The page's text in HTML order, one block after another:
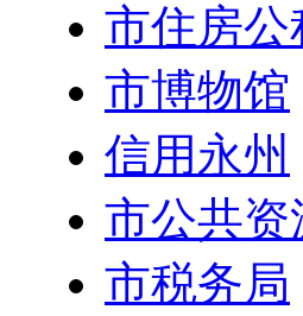
市住房公
市博物馆
信用永州
市公共
市税务局